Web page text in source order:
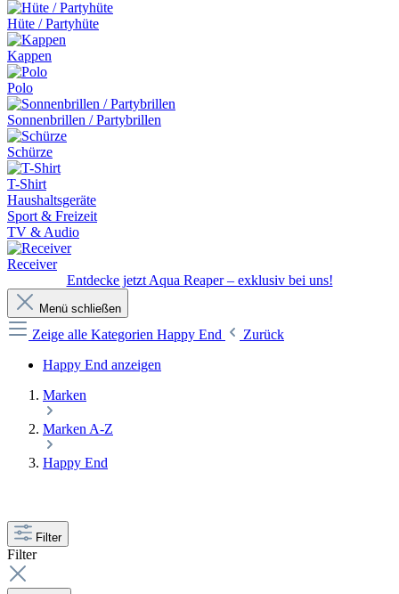
Hüte / Partyhüte
Kappen
Polo
Sonnenbrillen / Partybrillen
Schürze
T-Shirt
Haushaltsgeräte
Sport & Freizeit
TV & Audio
Receiver
Entdecke jetzt Aqua Reaper – exklusiv bei uns!
Menü schließen
Zeige alle Kategorien Happy End
Zurück
Happy End anzeigen
Marken
Marken A-Z
Happy End
Filter
Filter